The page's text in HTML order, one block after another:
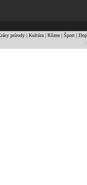
prírody| Kultúra| Rôzne| Šport|